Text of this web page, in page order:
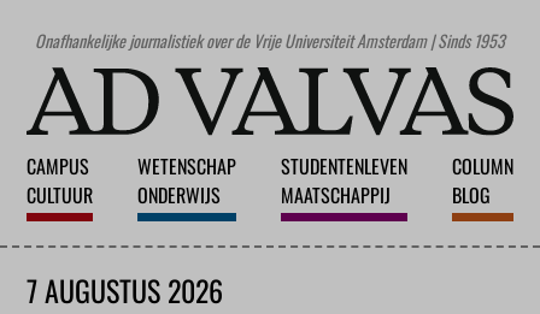
Onafhankelijke journalistiek over de Vrije Universiteit Amsterdam | Sinds 1953
CAMPUS
CULTUUR
WETENSCHAP
ONDERWIJS
STUDENTENLEVEN
MAATSCHAPPIJ
COLUMN
BLOG
7 AUGUSTUS 2026